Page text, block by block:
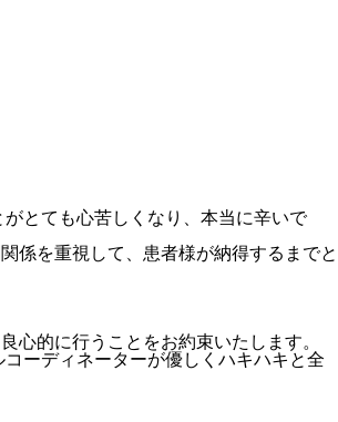
とても心苦しくなり、本当に辛いで
係を重視して、患者様が納得するまでと
心的に行うことをお約束いたします。
コーディネーターが優しくハキハキと全